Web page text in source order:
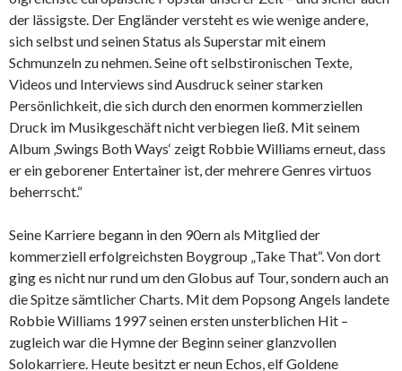
der lässigste. Der Engländer versteht es wie wenige andere,
sich selbst und seinen Status als Superstar mit einem
Schmunzeln zu nehmen. Seine oft selbstironischen Texte,
Videos und Interviews sind Ausdruck seiner starken
Persönlichkeit, die sich durch den enormen kommerziellen
Druck im Musikgeschäft nicht verbiegen ließ. Mit seinem
Album ‚Swings Both Ways‘ zeigt Robbie Williams erneut, dass
er ein geborener Entertainer ist, der mehrere Genres virtuos
beherrscht.“
Seine Karriere begann in den 90ern als Mitglied der
kommerziell erfolgreichsten Boygroup „Take That“. Von dort
ging es nicht nur rund um den Globus auf Tour, sondern auch an
die Spitze sämtlicher Charts. Mit dem Popsong Angels landete
Robbie Williams 1997 seinen ersten unsterblichen Hit –
zugleich war die Hymne der Beginn seiner glanzvollen
Solokarriere. Heute besitzt er neun Echos, elf Goldene